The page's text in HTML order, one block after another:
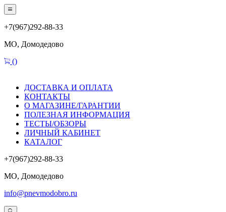
+7(967)292-88-33
МО, Домодедово
()
ДОСТАВКА И ОПЛАТА
КОНТАКТЫ
О МАГАЗИНЕ/ГАРАНТИИ
ПОЛЕЗНАЯ ИНФОРМАЦИЯ
ТЕСТЫ/ОБЗОРЫ
ЛИЧНЫЙ КАБИНЕТ
КАТАЛОГ
+7(967)292-88-33
МО, Домодедово
info@pnevmodobro.ru